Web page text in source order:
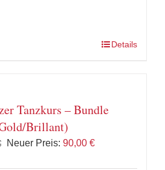
Details
Tanzkurs – Bundle
Brillant)
Ursprünglicher
Neuer Preis: 90,00 €Aktueller